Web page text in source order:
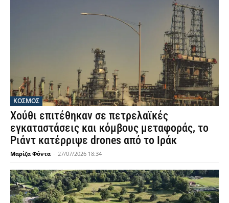
ΚΟΣΜΟΣ
Χούθι επιτέθηκαν σε πετρελαϊκές
εγκαταστάσεις και κόμβους μεταφοράς, το
Ριάντ κατέρριψε drones από το Ιράκ
Μαρίζα Φόντα - 27/07/2026 18:34